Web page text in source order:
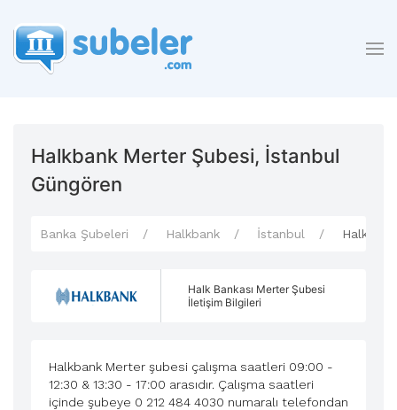
Halkbank Merter Şubesi, İstanbul
Güngören
Banka Şubeleri Halkbank İstanbul
Halk Bankası Merter Şubesi
İletişim Bilgileri
Halkbank Merter şubesi çalışma saatleri 09:00 -
12:30 & 13:30 - 17:00 arasıdır. Çalışma saatleri
içinde şubeye 0 212 484 4030 numaralı telefondan